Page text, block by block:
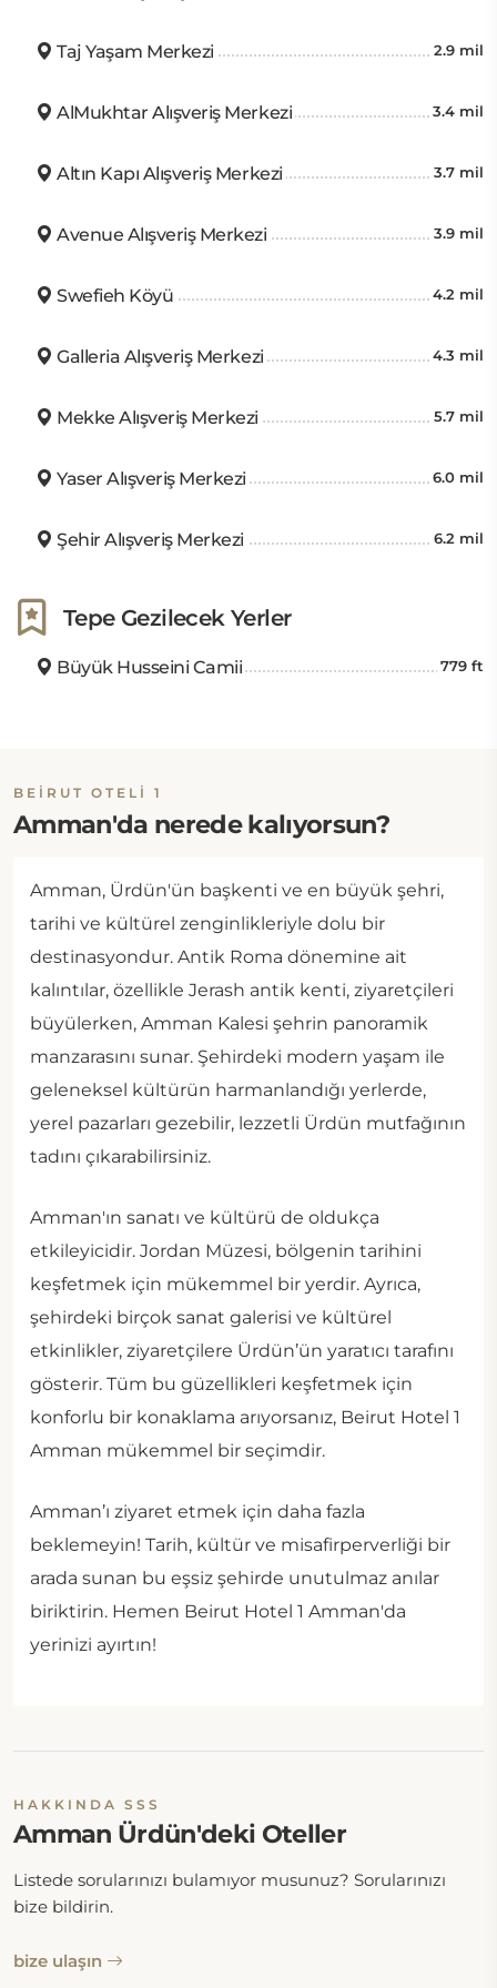
Otel, toplu taşıma ile kolayca ulaşılabilir; Hijaz Ürdün
İstasyonu ise 5 kilometre mesafededir. En yakın
havaalanları ise otelden 5 kilometre uzaklıktaki
mesafedeki Kraliçe Alia Uluslararası Havaalanı'dır.
Taj Yaşam Merkezi 2.9 mil
AlMukhtar Alışveriş Merkezi 3.4 mil
Altın Kapı Alışveriş Merkezi 3.7 mil
Avenue Alışveriş Merkezi 3.9 mil
Swefieh Köyü 4.2 mil
Galleria Alışveriş Merkezi 4.3 mil
Mekke Alışveriş Merkezi 5.7 mil
Yaser Alışveriş Merkezi 6.0 mil
Şehir Alışveriş Merkezi 6.2 mil
Tepe Gezilecek Yerler
Büyük Husseini Camii 779 ft
BEIRUT OTELI 1
Amman'da nerede kalıyorsun?
Amman, Ürdün'ün başkenti ve en büyük şehri,
tarihi ve kültürel zenginlikleriyle dolu bir
destinasyondur. Antik Roma dönemine ait
kalıntılar, özellikle Jerash antik kenti, ziyaretçileri
büyülerken, Amman Kalesi şehrin panoramik
manzarasını sunar. Şehirdeki modern yaşam ile
geleneksel kültürün harmanlandığı yerlerde,
yerel pazarları gezebilir, lezzetli Ürdün mutfağının
tadını çıkarabilirsiniz.
Amman'ın sanatı ve kültürü de oldukça
etkileyicidir. Jordan Müzesi, bölgenin tarihini
keşfetmek için mükemmel bir yerdir. Ayrıca,
şehirdeki birçok sanat galerisi ve kültürel
etkinlikler, ziyaretçilere Ürdün’ün yaratıcı tarafını
gösterir. Tüm bu güzellikleri keşfetmek için
konforlu bir konaklama arıyorsanız, Beirut Hotel 1
Amman mükemmel bir seçimdir.
Amman’ı ziyaret etmek için daha fazla
beklemeyin! Tarih, kültür ve misafirperverliği bir
arada sunan bu eşsiz şehirde unutulmaz anılar
biriktirin. Hemen Beirut Hotel 1 Amman'da
yerinizi ayırtın!
HAKKINDA SSS
Amman Ürdün'deki Oteller
Listede sorularınızı bulamıyor musunuz? Sorularınızı
bize bildirin.
bize ulaşın